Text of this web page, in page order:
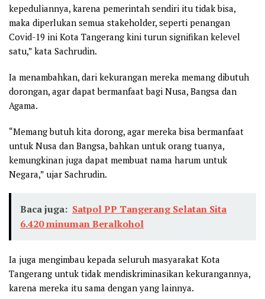
kepeduliannya, karena pemerintah sendiri itu tidak bisa,
maka diperlukan semua stakeholder, seperti penangan
Covid-19 ini Kota Tangerang kini turun signifikan kelevel
satu,” kata Sachrudin.
Ia menambahkan, dari kekurangan mereka memang dibutuh
dorongan, agar dapat bermanfaat bagi Nusa, Bangsa dan
Agama.
“Memang butuh kita dorong, agar mereka bisa bermanfaat
untuk Nusa dan Bangsa, bahkan untuk orang tuanya,
kemungkinan juga dapat membuat nama harum untuk
Negara,” ujar Sachrudin.
Baca juga: Satpol PP Tangerang Selatan Sita
6.420 minuman Beralkohol
Ia juga mengimbau kepada seluruh masyarakat Kota
Tangerang untuk tidak mendiskriminasikan kekurangannya,
karena mereka itu sama dengan yang lainnya.